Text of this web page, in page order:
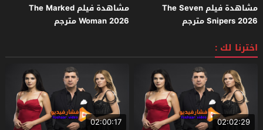
مشاهدة فيلم The Seven
Snipers 2026 مترجم
مشاهدة فيلم The Marked
Woman 2026 مترجم
اخترنا لك :
02:02:29
02:00:17